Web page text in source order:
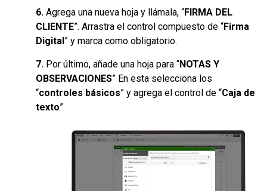
6. Agrega una nueva hoja y llámala, “FIRMA DEL
CLIENTE”. Arrastra el control compuesto de “Firma
Digital ” y marca como obligatorio.
7. Por último, añade una hoja para “NOTAS Y
OBSERVACIONES” En esta selecciona los
“controles básicos” y agrega el control de “Caja de
texto”